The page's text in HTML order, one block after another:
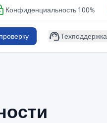
Конфиденциальность 100%
support_agentТехподдержка